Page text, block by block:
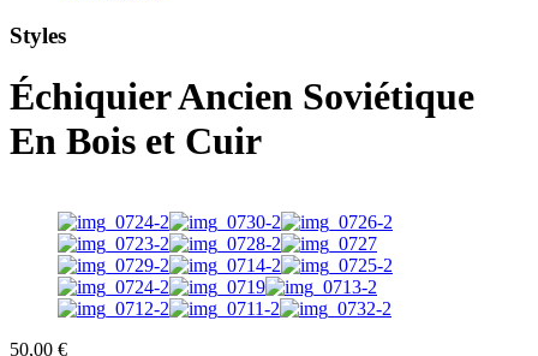
Styles
Échiquier Ancien Soviétique
En Bois et Cuir
50,00 €